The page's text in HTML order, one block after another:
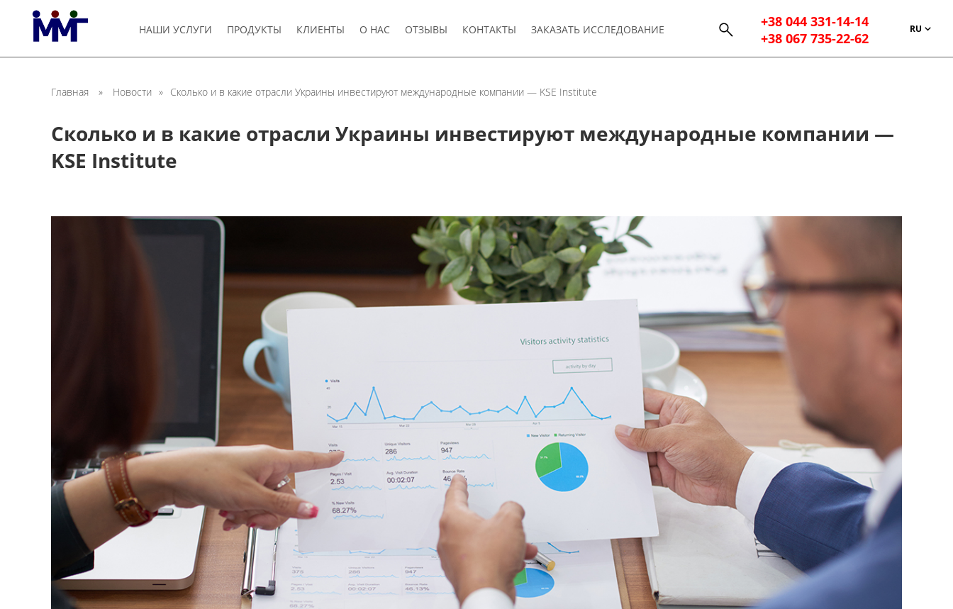
НАШИ УСЛУГИ ПРОДУКТЫ КЛИЕНТЫ О НАС ОТЗЫВЫ КОНТАКТЫ ЗАКАЗАТЬ ИССЛЕДОВАНИЕ
+38 044 331-14-14
+38 067 735-22-62
RU
Главная » Новости » Сколько и в какие отрасли Украины инвестируют международные компании — KSE Institute
Сколько и в какие отрасли Украины инвестируют международные компании —
KSE Institute